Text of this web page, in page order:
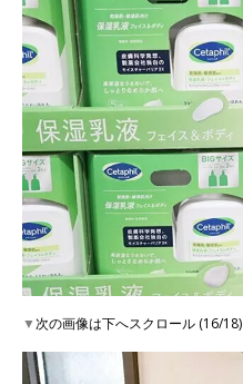
▼次の画像は下へスクロール (16/18)